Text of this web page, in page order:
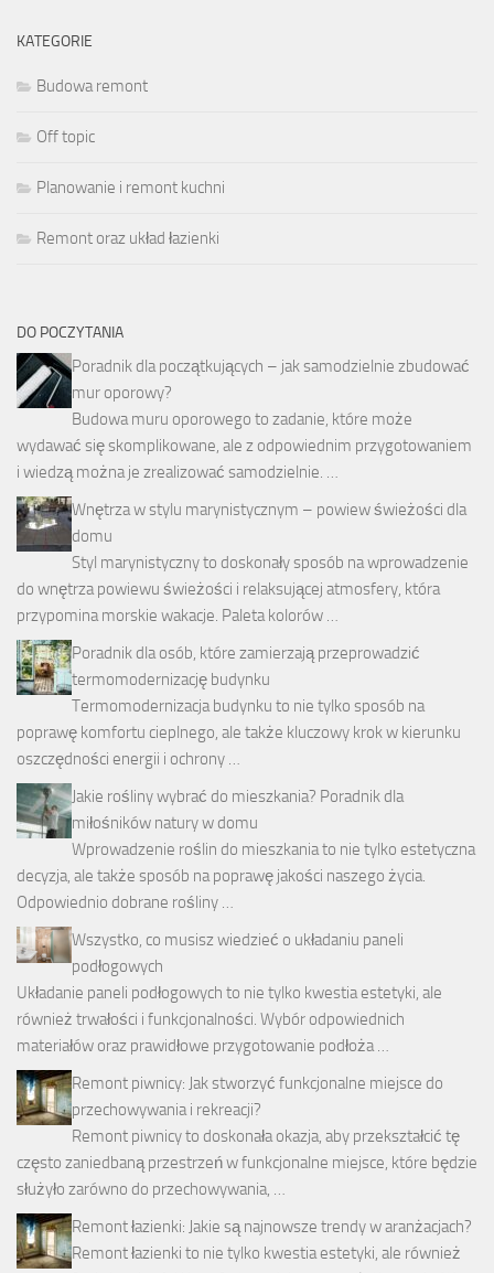
KATEGORIE
Budowa remont
Off topic
Planowanie i remont kuchni
Remont oraz układ łazienki
DO POCZYTANIA
Poradnik dla początkujących – jak samodzielnie zbudować
mur oporowy?
Budowa muru oporowego to zadanie, które może
wydawać się skomplikowane, ale z odpowiednim przygotowaniem
i wiedzą można je zrealizować samodzielnie. …
Wnętrza w stylu marynistycznym – powiew świeżości dla
domu
Styl marynistyczny to doskonały sposób na wprowadzenie
do wnętrza powiewu świeżości i relaksującej atmosfery, która
przypomina morskie wakacje. Paleta kolorów …
Poradnik dla osób, które zamierzają przeprowadzić
termomodernizację budynku
Termomodernizacja budynku to nie tylko sposób na
poprawę komfortu cieplnego, ale także kluczowy krok w kierunku
oszczędności energii i ochrony …
Jakie rośliny wybrać do mieszkania? Poradnik dla
miłośników natury w domu
Wprowadzenie roślin do mieszkania to nie tylko estetyczna
decyzja, ale także sposób na poprawę jakości naszego życia.
Odpowiednio dobrane rośliny …
Wszystko, co musisz wiedzieć o układaniu paneli
podłogowych
Układanie paneli podłogowych to nie tylko kwestia estetyki, ale
również trwałości i funkcjonalności. Wybór odpowiednich
materiałów oraz prawidłowe przygotowanie podłoża …
Remont piwnicy: Jak stworzyć funkcjonalne miejsce do
przechowywania i rekreacji?
Remont piwnicy to doskonała okazja, aby przekształcić tę
często zaniedbaną przestrzeń w funkcjonalne miejsce, które będzie
służyło zarówno do przechowywania, …
Remont łazienki: Jakie są najnowsze trendy w aranżacjach?
Remont łazienki to nie tylko kwestia estetyki, ale również